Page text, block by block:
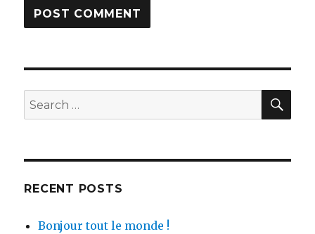
Search
for:
RECENT POSTS
Bonjour tout le monde !